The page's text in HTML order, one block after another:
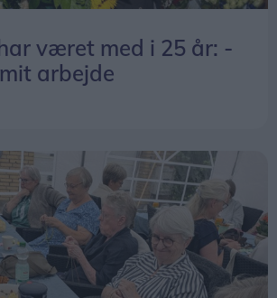
været med i 25 år: -
arbejde